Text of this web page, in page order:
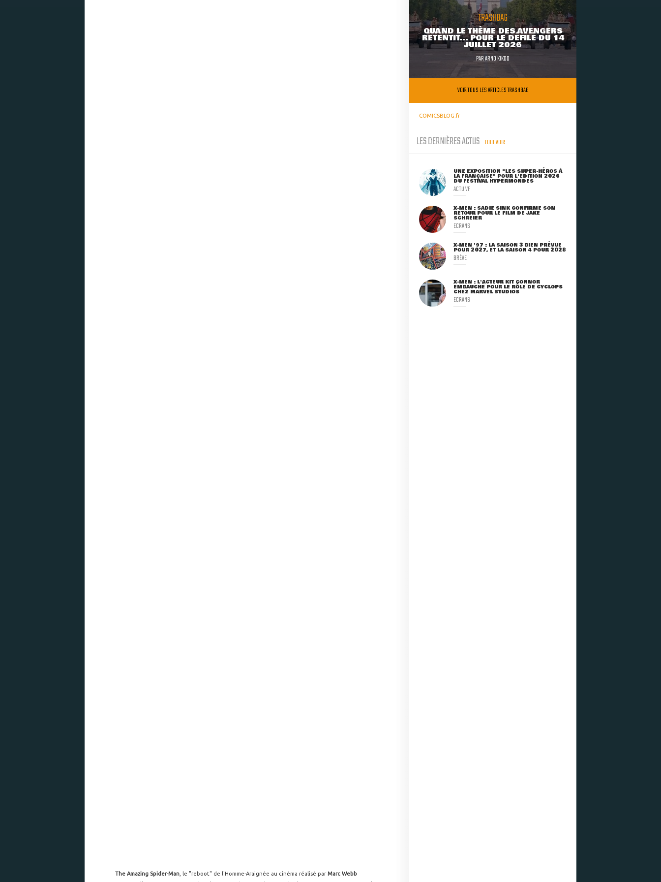
The Amazing Spider-Man , le "reboot" de l'Homme-Araignée au cinéma réalisé parMarc Webb
TRASHBAG
QUAND LE THÈME DES AVENGERS
RETENTIT... POUR LE DÉFILÉ DU 14
JUILLET 2026
PARARNO KIKOO
VOIR TOUS LES ARTICLES TRASHBAG
COMICSBLOG.fr
LES DERNIÈRES ACTUS TOUT VOIR
UNE EXPOSITION "LES SUPER-HÉROS À
LA FRANÇAISE" POUR L'ÉDITION 2026
DU FESTIVAL HYPERMONDES
ACTU VF
X-MEN : SADIE SINK CONFIRME SON
RETOUR POUR LE FILM DE JAKE
SCHREIER
ECRANS
X-MEN '97 : LA SAISON 3 BIEN PRÉVUE
POUR 2027, ET LA SAISON 4 POUR 2028
BRÈVE
X-MEN : L'ACTEUR KIT CONNOR
EMBAUCHÉ POUR LE RÔLE DE CYCLOPS
CHEZ MARVEL STUDIOS
ECRANS